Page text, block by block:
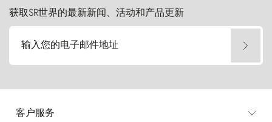
获取SR世界的最新新闻、活动和产品更新
输入您的电子邮件地址
客户服务